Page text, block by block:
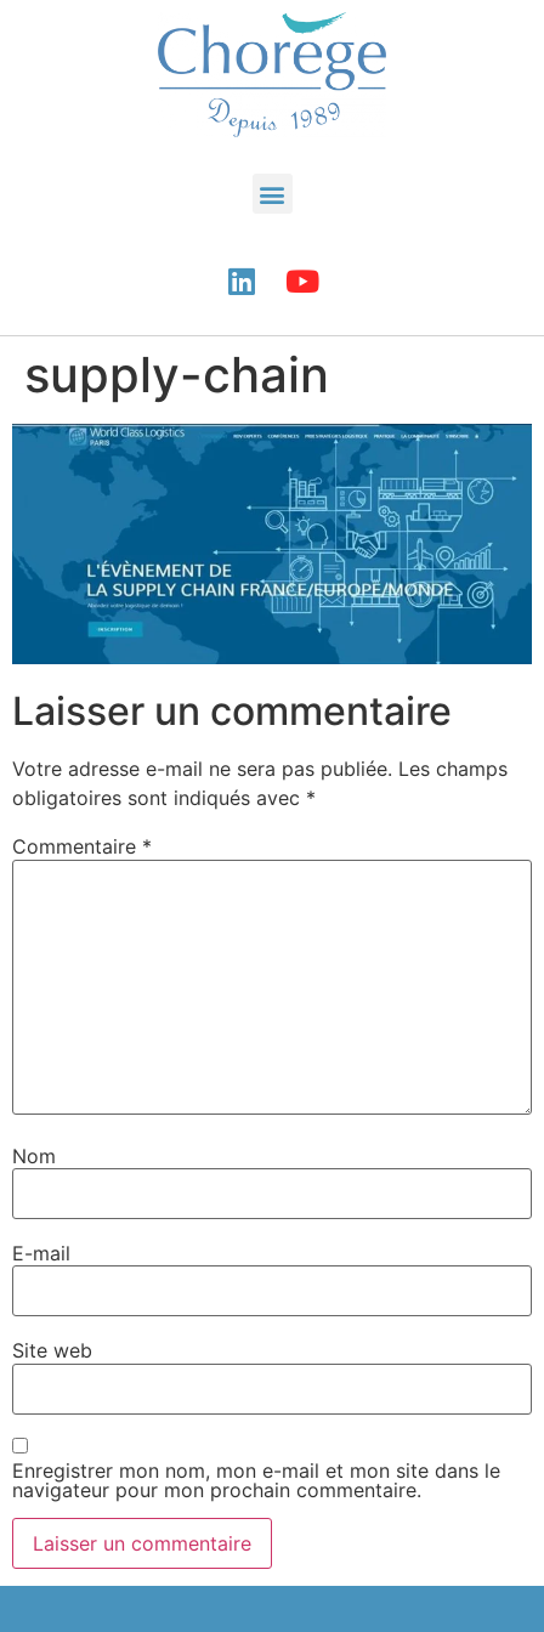
supply-chain
Laisser un commentaire
Votre adresse e-mail ne sera pas publiée. Les champs
obligatoires sont indiqués avec *
Commentaire *
Nom
E-mail
Site web
Enregistrer mon nom, mon e-mail et mon site dans le
navigateur pour mon prochain commentaire.